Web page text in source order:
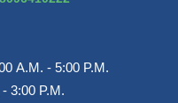
A.M. - 5:00 P.M.
3:00 P.M.